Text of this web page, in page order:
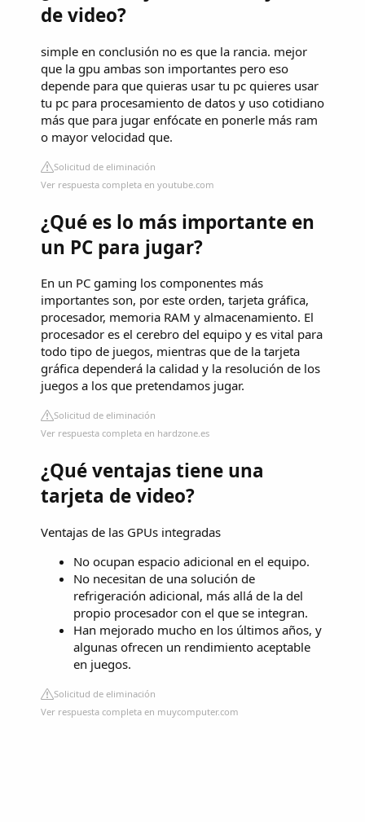
de video?
simple en conclusión no es que la rancia. mejor
que la gpu ambas son importantes pero eso
depende para que quieras usar tu pc quieres usar
tu pc para procesamiento de datos y uso cotidiano
más que para jugar enfócate en ponerle más ram
o mayor velocidad que.
Solicitud de eliminación
Ver respuesta completa en youtube.com
¿Qué es lo más importante en
un PC para jugar?
En un PC gaming los componentes más
importantes son, por este orden, tarjeta gráfica,
procesador, memoria RAM y almacenamiento. El
procesador es el cerebro del equipo y es vital para
todo tipo de juegos, mientras que de la tarjeta
gráfica dependerá la calidad y la resolución de los
juegos a los que pretendamos jugar.
Solicitud de eliminación
Ver respuesta completa en hardzone.es
¿Qué ventajas tiene una
tarjeta de video?
Ventajas de las GPUs integradas
No ocupan espacio adicional en el equipo.
No necesitan de una solución de
refrigeración adicional, más allá de la del
propio procesador con el que se integran.
Han mejorado mucho en los últimos años, y
algunas ofrecen un rendimiento aceptable
en juegos.
Solicitud de eliminación
Ver respuesta completa en muycomputer.com